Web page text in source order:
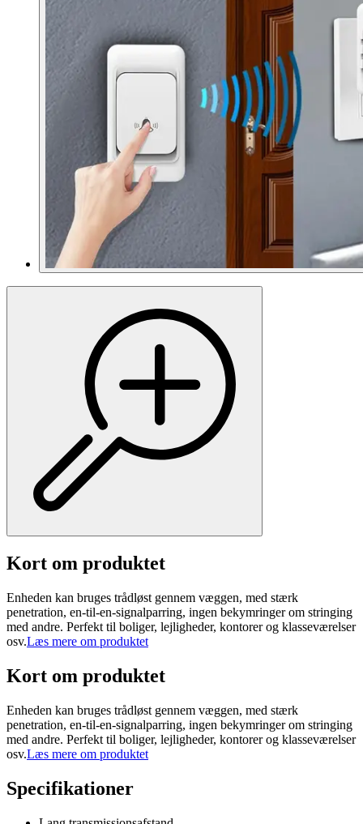
Kort om produktet
Enheden kan bruges trådløst gennem væggen, med stærk
penetration, en-til-en-signalparring, ingen bekymringer om stringing
med andre. Perfekt til boliger, lejligheder, kontorer og klasseværelser
osv.Læs mere om produktet
Kort om produktet
Enheden kan bruges trådløst gennem væggen, med stærk
penetration, en-til-en-signalparring, ingen bekymringer om stringing
med andre. Perfekt til boliger, lejligheder, kontorer og klasseværelser
osv.Læs mere om produktet
Specifikationer